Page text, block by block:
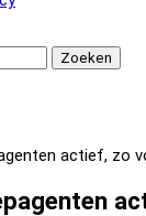
actief, zo